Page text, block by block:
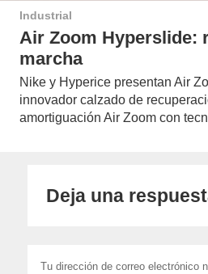
Industrial
Air Zoom Hyperslide:
marcha
Nike y Hyperice presentan Air
innovador calzado de
amortiguación Air Zoom con
Deja una
Tu dirección de correo electrónico